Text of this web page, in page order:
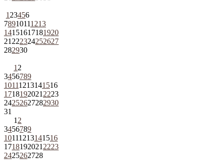
1 23456
78910111213
14151617181920
21 222324252627
282930
1 2
3456789
10111213141516
1718192021 2223
24252627282930
31
1 2
3456789
10111213141516
1718192021 2223
2425262728